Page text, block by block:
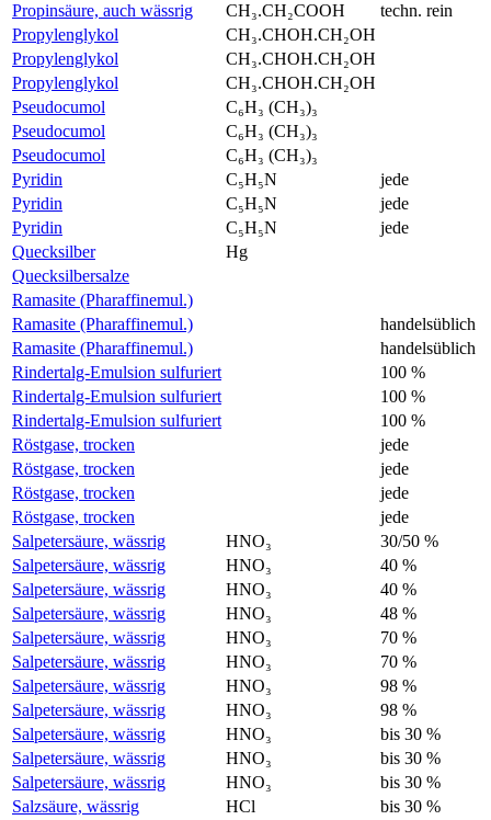
Propinsäure, auch wässrig
CH₃.CH₂COOH
techn. rein
Propylenglykol
CH₃.CHOH.CH₂OH
Propylenglykol
CH₃.CHOH.CH₂OH
Propylenglykol
CH₃.CHOH.CH₂OH
Pseudocumol
C₆H₃ (CH₃)₃
Pseudocumol
C₆H₃ (CH₃)₃
Pseudocumol
C₆H₃ (CH₃)₃
Pyridin
C₅H₅N
jede
Pyridin
C₅H₅N
jede
Pyridin
C₅H₅N
jede
Quecksilber
Hg
Quecksilbersalze
Ramasite (Pharaffinemul.)
Ramasite (Pharaffinemul.)
handelsüblich
Ramasite (Pharaffinemul.)
handelsüblich
Rindertalg-Emulsion sulfuriert
100 %
Rindertalg-Emulsion sulfuriert
100 %
Rindertalg-Emulsion sulfuriert
100 %
Röstgase, trocken
jede
Röstgase, trocken
jede
Röstgase, trocken
jede
Röstgase, trocken
jede
Salpetersäure, wässrig
HNO₃
30/50 %
Salpetersäure, wässrig
HNO₃
40 %
Salpetersäure, wässrig
HNO₃
40 %
Salpetersäure, wässrig
HNO₃
48 %
Salpetersäure, wässrig
HNO₃
70 %
Salpetersäure, wässrig
HNO₃
70 %
Salpetersäure, wässrig
HNO₃
98 %
Salpetersäure, wässrig
HNO₃
98 %
Salpetersäure, wässrig
HNO₃
bis 30 %
Salpetersäure, wässrig
HNO₃
bis 30 %
Salpetersäure, wässrig
HNO₃
bis 30 %
Salzsäure, wässrig
HCl
bis 30 %